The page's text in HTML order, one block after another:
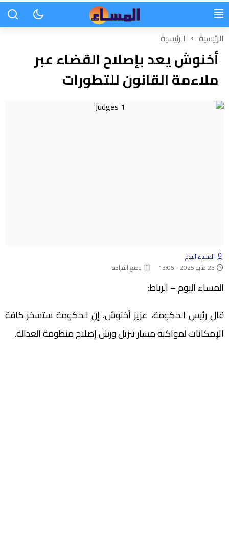
الرئيسية الرئيسية
أخنوش يعد بإصلاح القضاء عبر
ملاءمة القانون للتطورات
المساء اليوم
23 مايو 2025 - 13:05
وضع القراءة
المساء اليوم – الرباط:
قال رئيس الحكومة، عزيز أخنوش، إن الحكومة ستسخر كافة
‏الإمكانات لمواكبة مسار تنزيل ورش إصلاح منظومة العدالة.